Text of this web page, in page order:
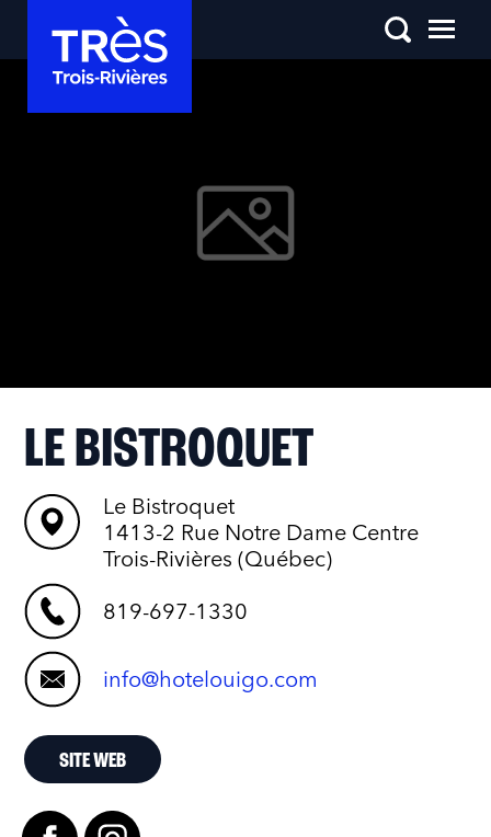
LE BISTROQUET
Le Bistroquet
1413-2 Rue Notre Dame Centre
Trois-Rivières (Québec)
819-697-1330
info@hotelouigo.com
SITE WEB